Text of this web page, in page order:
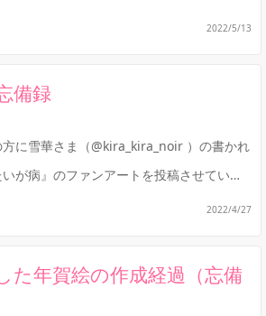
テージが無...
2022/5/13
備録
に雪華さま（@kira_kira_noir ）の書かれ
いが病』のファンアートを投稿させていた
して、...
2022/4/27
た年賀絵の作成経過（忘備